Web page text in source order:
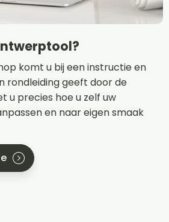
komt u bij een instructie en
rondleiding geeft door de
u precies hoe u zelf uw
en naar eigen smaak